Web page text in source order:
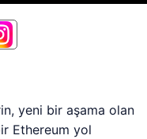
yeni bir aşama olan
Ethereum yol